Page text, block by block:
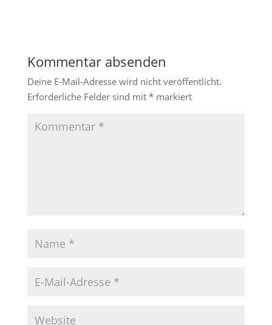
Kommentar absenden
Deine E-Mail-Adresse wird nicht veröffentlicht.
Erforderliche Felder sind mit *markiert